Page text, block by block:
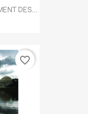
DES...
favorite_border